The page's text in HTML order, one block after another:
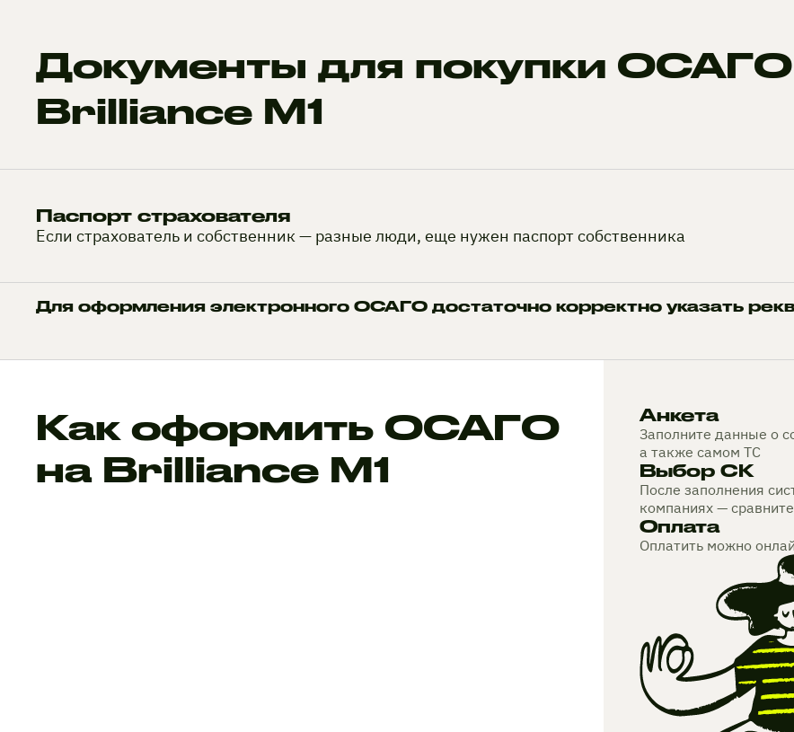
Документы для покупки
Brilliance M1
Паспорт страхователя
Если страхователь и собственник — разные люди, еще нужен паспорт собственника
Для оформления электронного ОСАГО достаточно корректно указать
Как оформить ОСАГО
на Brilliance M1
Анкета
Заполните данные о
а также самом ТС
Выбор СК
После заполнения
компаниях —
Оплата
Оплатить можно